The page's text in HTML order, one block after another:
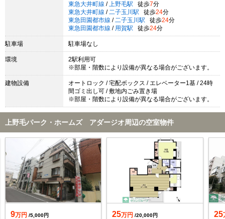
東急大井町線 / 上野毛駅 徒歩7分
東急大井町線 / 二子玉川駅 徒歩24分
東急田園都市線 / 二子玉川駅 徒歩24分
東急田園都市線 / 用賀駅 徒歩24分
駐車場 駐車場なし
環境
2駅利用可
※部屋・階数により設備が異なる場合がございます。
建物設備
オートロック / 宅配ボックス / エレベーター1基 / 24時
間ゴミ出し可 / 敷地内ごみ置き場
※部屋・階数により設備が異なる場合がございます。
上野毛パーク・ホームズ アダージオ周辺の空室物件
9万円 /5,000円
25万円 /20,000円
25